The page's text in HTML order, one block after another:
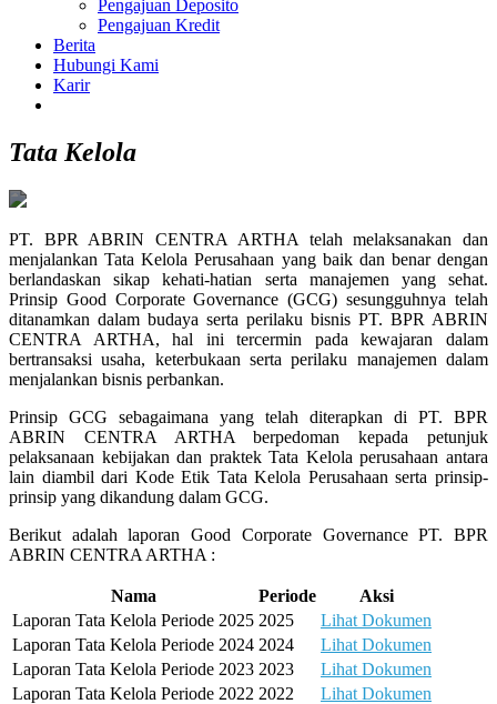
Pengajuan Deposito
Pengajuan Kredit
Berita
Hubungi Kami
Karir
Tata Kelola
PT. BPR ABRIN CENTRA ARTHA telah melaksanakan dan
menjalankan Tata Kelola Perusahaan yang baik dan benar dengan
berlandaskan sikap kehati-hatian serta manajemen yang sehat.
Prinsip Good Corporate Governance (GCG) sesungguhnya telah
ditanamkan dalam budaya serta perilaku bisnis PT. BPR ABRIN
CENTRA ARTHA, hal ini tercermin pada kewajaran dalam
bertransaksi usaha, keterbukaan serta perilaku manajemen dalam
menjalankan bisnis perbankan.
Prinsip GCG sebagaimana yang telah diterapkan di PT. BPR
ABRIN CENTRA ARTHA berpedoman kepada petunjuk
pelaksanaan kebijakan dan praktek Tata Kelola perusahaan antara
lain diambil dari Kode Etik Tata Kelola Perusahaan serta prinsip-
prinsip yang dikandung dalam GCG.
Berikut adalah laporan Good Corporate Governance PT. BPR
ABRIN CENTRA ARTHA :
Nama Periode
Aksi
Laporan Tata Kelola Periode 2025 2025
Lihat Dokumen
Laporan Tata Kelola Periode 2024 2024
Lihat Dokumen
Laporan Tata Kelola Periode 2023 2023
Lihat Dokumen
Laporan Tata Kelola Periode 2022 2022
Lihat Dokumen